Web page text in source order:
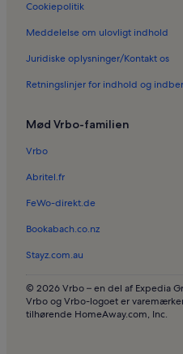
Cookiepolitik
Meddelelse om ulovligt indhold
Juridiske oplysninger/Kontakt os
Retningslinjer for indhold og
Mød Vrbo-familien
Vrbo
Abritel.fr
FeWo-direkt.de
Bookabach.co.nz
Stayz.com.au
© 2026 Vrbo – en del af Expedia
Vrbo og Vrbo-logoet er
tilhørende HomeAway.com, Inc.